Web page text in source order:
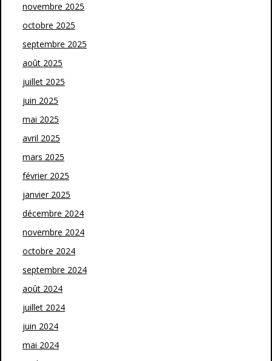
novembre 2025
octobre 2025
septembre 2025
août 2025
juillet 2025
juin 2025
mai 2025
avril 2025
mars 2025
février 2025
janvier 2025
décembre 2024
novembre 2024
octobre 2024
septembre 2024
août 2024
juillet 2024
juin 2024
mai 2024